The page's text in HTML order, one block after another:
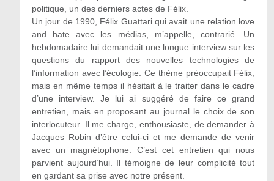
politique, un des derniers actes de Félix.
Un jour de 1990, Félix Guattari qui avait une relation love
and hate avec les médias, m’appelle, contrarié. Un
hebdomadaire lui demandait une longue interview sur les
questions du rapport des nouvelles technologies de
l’information avec l’écologie. Ce thème préoccupait Félix,
mais en même temps il hésitait à le traiter dans le cadre
d’une interview. Je lui ai suggéré de faire ce grand
entretien, mais en proposant au journal le choix de son
interlocuteur. Il me charge, enthousiaste, de demander à
Jacques Robin d’être celui-ci et me demande de venir
avec un magnétophone. C’est cet entretien qui nous
parvient aujourd’hui. Il témoigne de leur complicité tout
en gardant sa prise avec notre présent.